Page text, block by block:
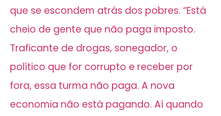
que se escondem atrás dos pobres. “Está
cheio de gente que não paga imposto.
Traficante de drogas, sonegador, o
político que for corrupto e receber por
fora, essa turma não paga. A nova
economia não está pagando. Aí quando